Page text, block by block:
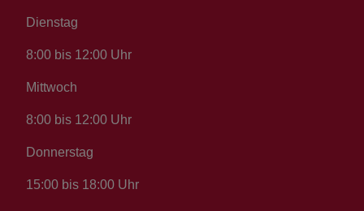
Dienstag
8:00 bis 12:00 Uhr
Mittwoch
8:00 bis 12:00 Uhr
Donnerstag
15:00 bis 18:00 Uhr